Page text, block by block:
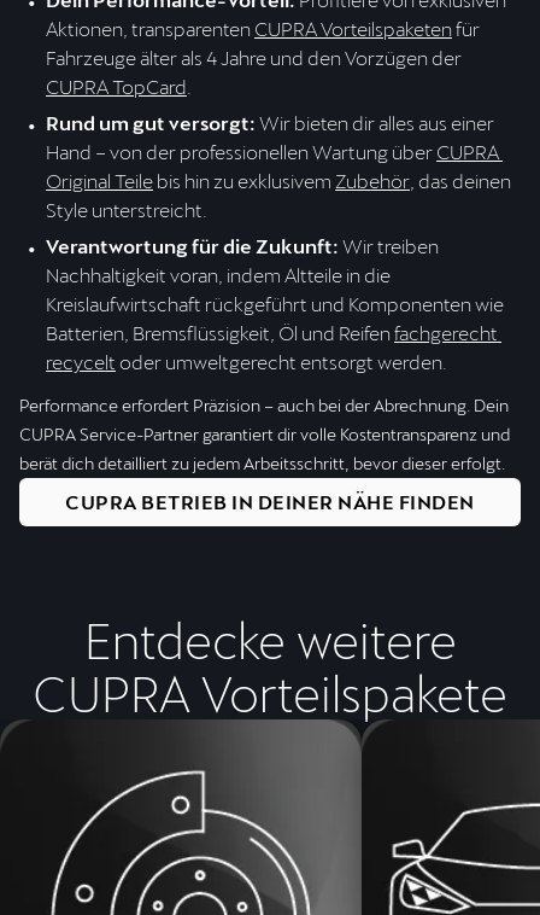
Aktionen, transparenten CUPRA Vorteilspaketen für
CUPRA TopCard
Rund um gut versorgt: Wir bieten dir alles aus einer
Hand – von der professionellen Wartung über CUPRA
Original Teile bis hin zu exklusivem Zubehör , das deinen
Style unterstreicht.
Verantwortung für die Zukunft: Wir treiben
Nachhaltigkeit voran, indem Altteile in die
Kreislaufwirtschaft rückgeführt und Komponenten wie
Batterien, Bremsflüssigkeit, Öl und Reifen fachgerecht
recycelt oder umweltgerecht entsorgt werden.
Performance erfordert Präzision – auch bei der Abrechnung. Dein
CUPRA Service-Partner garantiert dir volle Kostentransparenz und
berät dich detailliert zu jedem Arbeitsschritt, bevor dieser erfolgt.
CUPRA BETRIEB IN DEINER NÄHE FINDEN
Entdecke weitere
CUPRA Vorteilspakete